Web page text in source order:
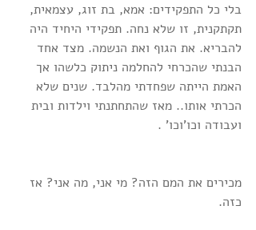
בלי כל התפקידים: אמא, בת זוג, עצמאית,
תקתקנית, זו שלא נחה. תפקידי היחיד היה
להבריא. את הגוף ואת הנשמה. מצד אחד
הבנתי שהכרחי להחלמה ניתוק כלשהו אך
האמת הייתה שפחדתי מהלבד. שנים שלא
הכרתי אותו.. מאז שהתחתנתי וילדות ובית
ועבודה וכו'וכו' .
מכירים את המם הזה? מי אני, מה אני? אז
כזה.